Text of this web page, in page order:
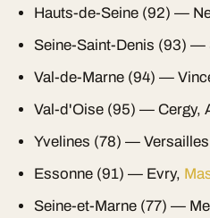
Hauts-de-Seine (92) —
Seine-Saint-Denis (93) —
Val-de-Marne (94) —
Val-d'Oise (95) — Cergy,
Yvelines (78) —
Essonne (91) — Evry,
Seine-et-Marne (77) —